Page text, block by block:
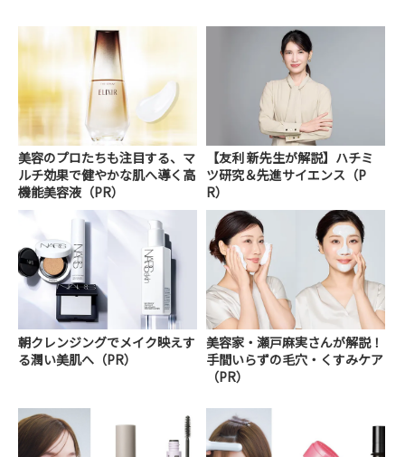
美容のプロたちも注目する、マ
ルチ効果で健やかな肌へ導く高
機能美容液（PR）
【友利 新先生が解説】ハチミ
ツ研究＆先進サイエンス（P
R）
朝クレンジングでメイク映えす
る潤い美肌へ（PR）
美容家・瀬戸麻実さんが解説！
手間いらずの毛穴・くすみケア
（PR）